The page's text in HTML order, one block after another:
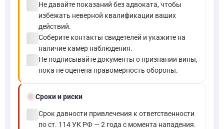
Не давайте показаний без адвоката, чтобы
избежать неверной квалификации ваших
действий.
Соберите контакты свидетелей и укажите на
наличие камер наблюдения.
Не подписывайте документы о признании вины,
пока не оценена правомерность обороны.
schedule Сроки и риски
Срок давности привлечения к ответственности
по ст. 114 УК РФ — 2 года с момента нападения.